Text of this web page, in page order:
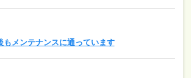
もメンテナンスに通っています